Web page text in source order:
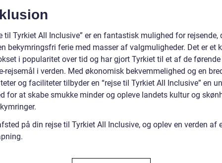
til Tyrkiet All Inclusive” er en fantastisk mulighed for rejsende,
bekymringsfri ferie med masser af valgmuligheder. Det er et
i popularitet over tid og har gjort Tyrkiet til et af de
rejsemål i verden. Med økonomisk bekvemmelighed og en
og faciliteter tilbyder en “rejse til Tyrkiet All Inclusive” en
for at skabe smukke minder og opleve landets kultur og
på din rejse til Tyrkiet All Inclusive, og oplev en verden af